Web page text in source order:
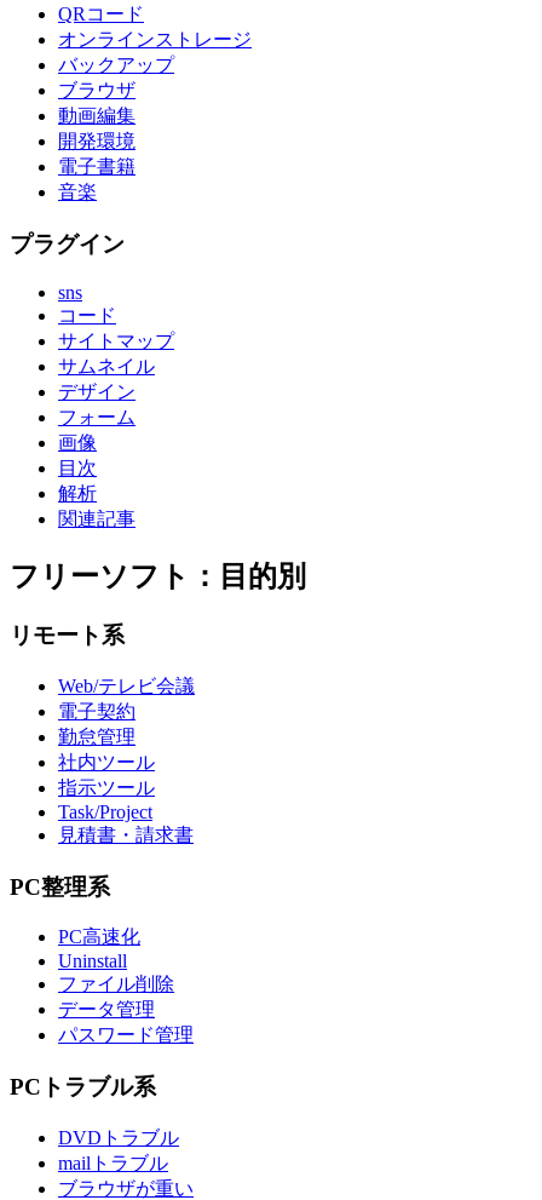
QRコード
オンラインストレージ
バックアップ
ブラウザ
動画編集
開発環境
電子書籍
音楽
プラグイン
sns
コード
サイトマップ
サムネイル
デザイン
フォーム
画像
目次
解析
関連記事
フリーソフト：目的別
リモート系
Web/テレビ会議
電子契約
勤怠管理
社内ツール
指示ツール
Task/Project
見積書・請求書
PC整理系
PC高速化
Uninstall
ファイル削除
データ管理
パスワード管理
PCトラブル系
DVDトラブル
mailトラブル
ブラウザが重い